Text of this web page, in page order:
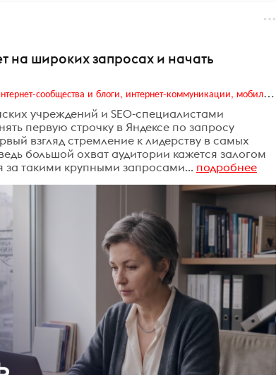
на широких запросах и начать
Digital (web-дизайн, интернет-реклама и продвижение, интернет-сообщества и блоги, интернет-коммуникации, мобильный маркетинг, реклама на цифровых экранах)
учреждений и SEO-специалистами
первую строчку в Яндексе по запросу
взгляд стремление к лидерству в самых
большой охват аудитории кажется залогом
за такими крупными запросами... подробнее